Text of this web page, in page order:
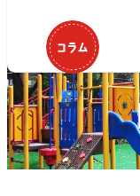
コ
ン
テ
ン
ツ